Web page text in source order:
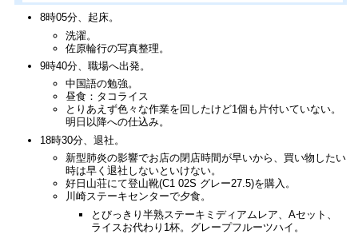
8時05分、起床。
洗濯。
佐原輪行の写真整理。
9時40分、職場へ出発。
中国語の勉強。
昼食：タコライス
とりあえず色々な作業を回したけど1個も片付いていない。
明日以降への仕込み。
18時30分、退社。
新型肺炎の影響でお店の閉店時間が早いから、買い物したい
時は早く退社しないといけない。
好日山荘にて登山靴(C1 02S グレー27.5)を購入。
川崎ステーキセンターで夕食。
とびっきり半熟ステーキミディアムレア、Aセット、
ライスお代わり1杯。グレープフルーツハイ。